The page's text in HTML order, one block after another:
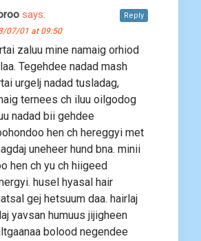
says:
07/01 at 09:50
zaluu mine namaig orhiod
Tegehdee nadad mash
urgelj nadad tusladag,
ternees ch iluu oilgodog
nadad bii gehdee
hen ch hereggyi met
uneheer hund bna. minii
hen ch yu ch hiigeed
husel hyasal hair
gej hetsuum daa. hairlaj
yavsan humuus jijigheen
bolood negendee
Reply